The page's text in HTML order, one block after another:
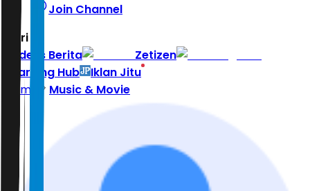
Join Channel
Hari ini
Indeks Berita
Zetizen
Learning Hub
Iklan Jitu
Home
Music & Movie